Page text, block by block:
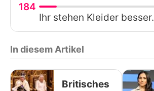
184
Ihr stehen Kleider besser.
In diesem Artikel
Britisches